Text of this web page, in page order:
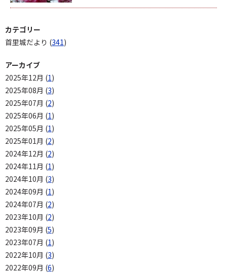
カテゴリー
首里城だより (341)
アーカイブ
2025年12月 (1)
2025年08月 (3)
2025年07月 (2)
2025年06月 (1)
2025年05月 (1)
2025年01月 (2)
2024年12月 (2)
2024年11月 (1)
2024年10月 (3)
2024年09月 (1)
2024年07月 (2)
2023年10月 (2)
2023年09月 (5)
2023年07月 (1)
2022年10月 (3)
2022年09月 (6)